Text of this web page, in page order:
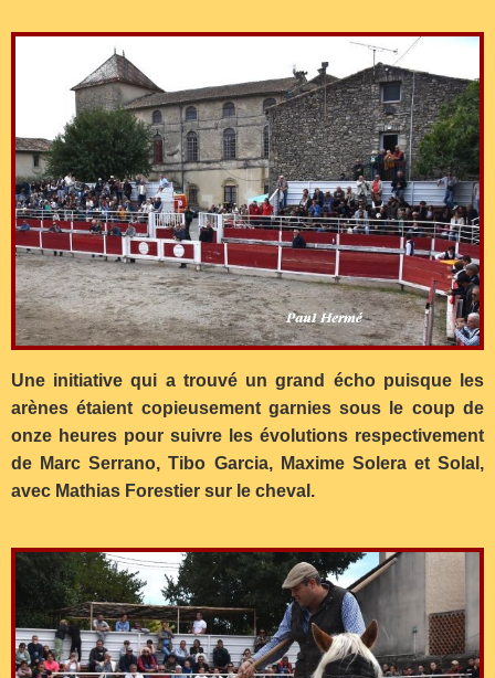
Une initiative qui a trouvé un grand écho puisque les
arènes étaient copieusement garnies sous le coup de
onze heures pour suivre les évolutions respectivement
de Marc Serrano, Tibo Garcia, Maxime Solera et Solal,
avec Mathias Forestier sur le cheval.